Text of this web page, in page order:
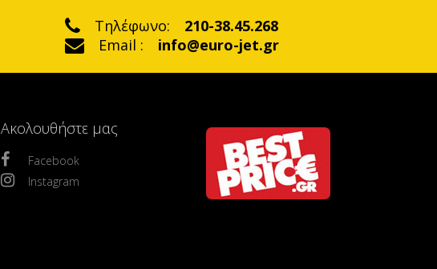
Τηλέφωνο:
210-38.45.268
Email :
info@euro-jet.gr
Ακολουθήστε μας
Facebook
Instagram